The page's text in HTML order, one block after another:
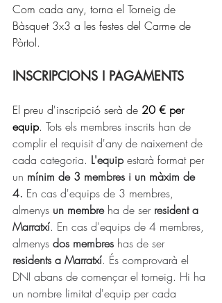
Com cada any, torna el Torneig de
Bàsquet 3x3 a les festes del Carme de
Pòrtol.
INSCRIPCIONS I PAGAMENTS
El preu d'inscripció serà de 20 € per
equip. Tots els membres inscrits han de
complir el requisit d'any de naixement de
cada categoria. L'equip estarà format per
un mínim de 3 membres i un màxim de
4. En cas d'equips de 3 membres,
almenys un membre ha de ser resident a
Marratxí. En cas d'equips de 4 membres,
almenys dos membres has de ser
residents a Marratxí. És comprovarà el
DNI abans de començar el torneig. Hi ha
un nombre limitat d'equip per cada